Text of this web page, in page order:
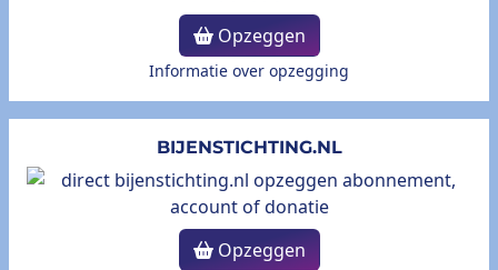
Opzeggen
Informatie over opzegging
BIJENSTICHTING.NL
Opzeggen